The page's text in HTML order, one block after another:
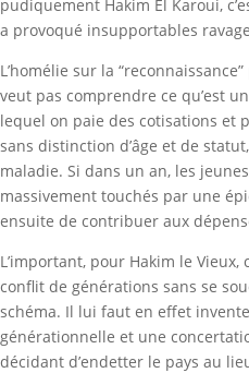
pudiquement Hakim El Karoui,
a provoqué insupportables
L’homélie sur la
veut pas comprendre ce qu’est
lequel on paie des cotisations et
sans distinction d’âge et de
maladie. Si dans un an, les
massivement touchés par une
ensuite de contribuer aux
L’important, pour Hakim le Vieux,
conflit de générations sans se
schéma. Il lui faut en effet
générationnelle et une
décidant d’endetter le pays au